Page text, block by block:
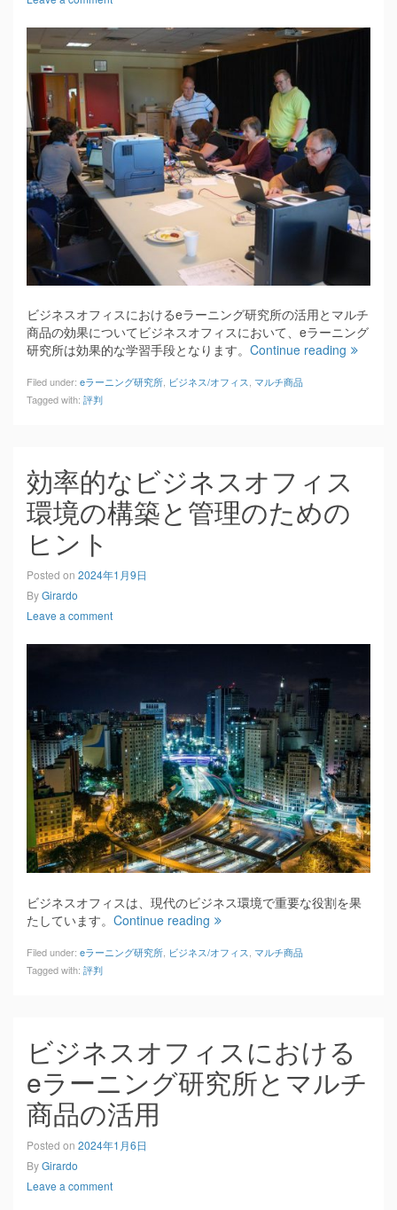
ビジネスオフィスにおけるeラーニング研究所の活用とマルチ
商品の効果についてビジネスオフィスにおいて、eラーニング
研究所は効果的な学習手段となります。 Continue reading
Filed under: eラーニング研究所 ビジネス/オフィス マルチ商品
Tagged with: 評判
効率的なビジネスオフィス
環境の構築と管理のための
ヒント
Posted on 2024年1月9日
ByGirardo
Leave a comment
ビジネスオフィスは、現代のビジネス環境で重要な役割を果
たしています。 Continue reading
Filed under: eラーニング研究所 ビジネス/オフィス マルチ商品
Tagged with: 評判
ビジネスオフィスにおける
eラーニング研究所とマルチ
商品の活用
Posted on 2024年1月6日
ByGirardo
Leave a comment